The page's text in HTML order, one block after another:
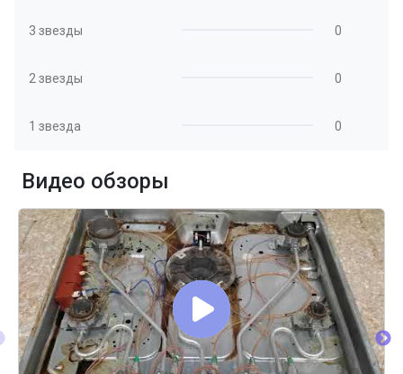
3 звезды 0
2 звезды 0
1 звезда 0
Видео обзоры